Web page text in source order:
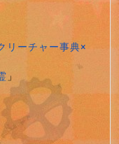
ーチャー事典×
」